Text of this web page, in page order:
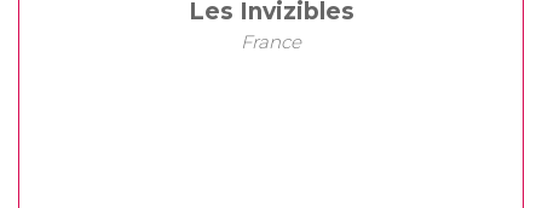
Les Invizibles
France